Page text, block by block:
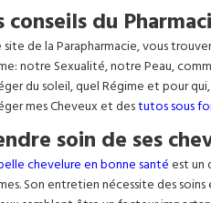
conseils du
site de la Parapharmacie, vous
notre Sexualité, notre Peau,
du soleil, quel Régime et pour
mes Cheveux et destutos sous
soin de ses
chevelure en bonne santéest un
Son entretien nécessite des